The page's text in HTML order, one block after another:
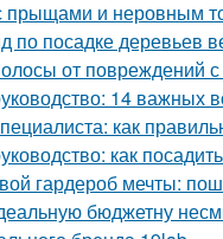
прыщами и неровным
по посадке деревьев
от повреждений
14 важных
как
как
гардероб мечты:
бюджетну